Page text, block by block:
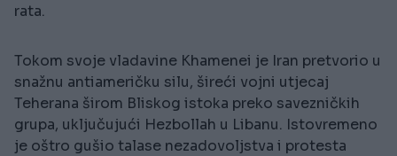
rata.
Tokom svoje vladavine Khamenei je Iran pretvorio u
snažnu antiameričku silu, šireći vojni utjecaj
Teherana širom Bliskog istoka preko savezničkih
grupa, uključujući Hezbollah u Libanu. Istovremeno
je oštro gušio talase nezadovoljstva i protesta